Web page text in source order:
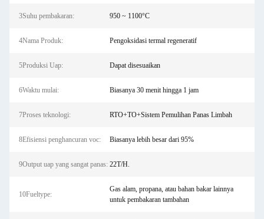
3Suhu pembakaran: 950 ~ 1100°C
4Nama Produk: Pengoksidasi termal regeneratif
5Produksi Uap: Dapat disesuaikan
6Waktu mulai: Biasanya 30 menit hingga 1 jam
7Proses teknologi: RTO+TO+Sistem Pemulihan Panas Limbah
8Efisiensi penghancuran voc: Biasanya lebih besar dari 95%
9Output uap yang sangat panas: 22T/H.
10Fueltype:
Gas alam, propana, atau bahan bakar lainnya
untuk pembakaran tambahan